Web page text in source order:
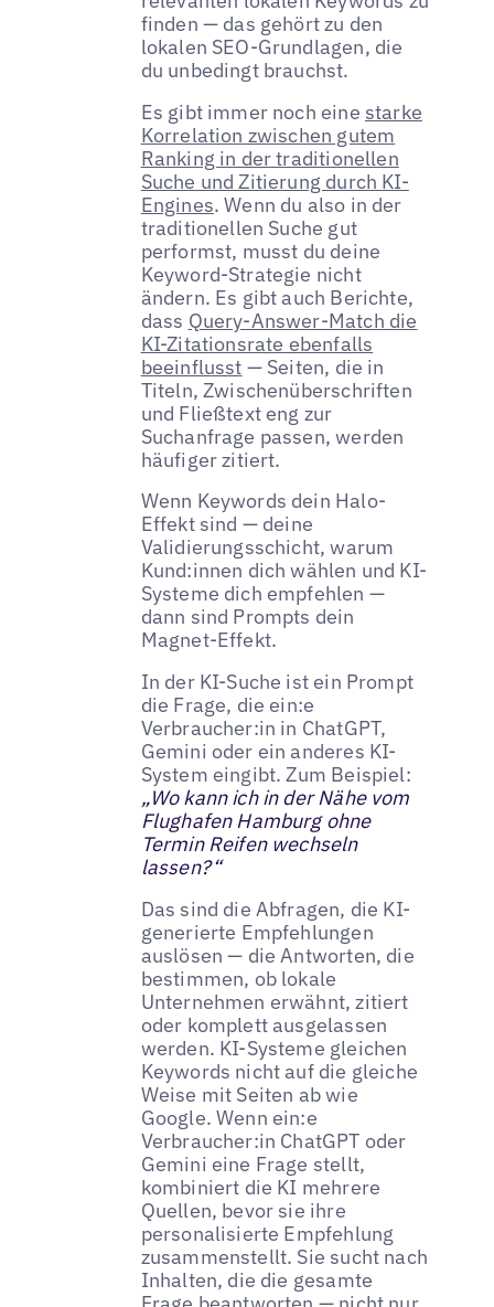
finden — das gehört zu den
lokalen SEO-Grundlagen, die
du unbedingt brauchst.
Es gibt immer noch eine starke
Korrelation zwischen gutem
Ranking in der traditionellen
Suche und Zitierung durch KI-
Engines. Wenn du also in der
traditionellen Suche gut
performst, musst du deine
Keyword-Strategie nicht
ändern. Es gibt auch Berichte,
dass Query-Answer-Match die
KI-Zitationsrate ebenfalls
beeinflusst — Seiten, die in
Titeln, Zwischenüberschriften
und Fließtext eng zur
Suchanfrage passen, werden
häufiger zitiert.
Wenn Keywords dein Halo-
Effekt sind — deine
Validierungsschicht, warum
Kund:innen dich wählen und KI-
Systeme dich empfehlen —
dann sind Prompts dein
Magnet-Effekt.
In der KI-Suche ist ein Prompt
die Frage, die ein:e
Verbraucher:in in ChatGPT,
Gemini oder ein anderes KI-
System eingibt. Zum Beispiel:
„Wo kann ich in der Nähe vom
Flughafen Hamburg ohne
Termin Reifen wechseln
lassen?“
Das sind die Abfragen, die KI-
generierte Empfehlungen
auslösen — die Antworten, die
bestimmen, ob lokale
Unternehmen erwähnt, zitiert
oder komplett ausgelassen
werden. KI-Systeme gleichen
Keywords nicht auf die gleiche
Weise mit Seiten ab wie
Google. Wenn ein:e
Verbraucher:in ChatGPT oder
Gemini eine Frage stellt,
kombiniert die KI mehrere
Quellen, bevor sie ihre
personalisierte Empfehlung
zusammenstellt. Sie sucht nach
Inhalten, die die gesamte